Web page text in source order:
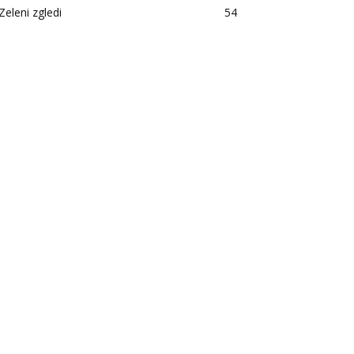
zgledi 54